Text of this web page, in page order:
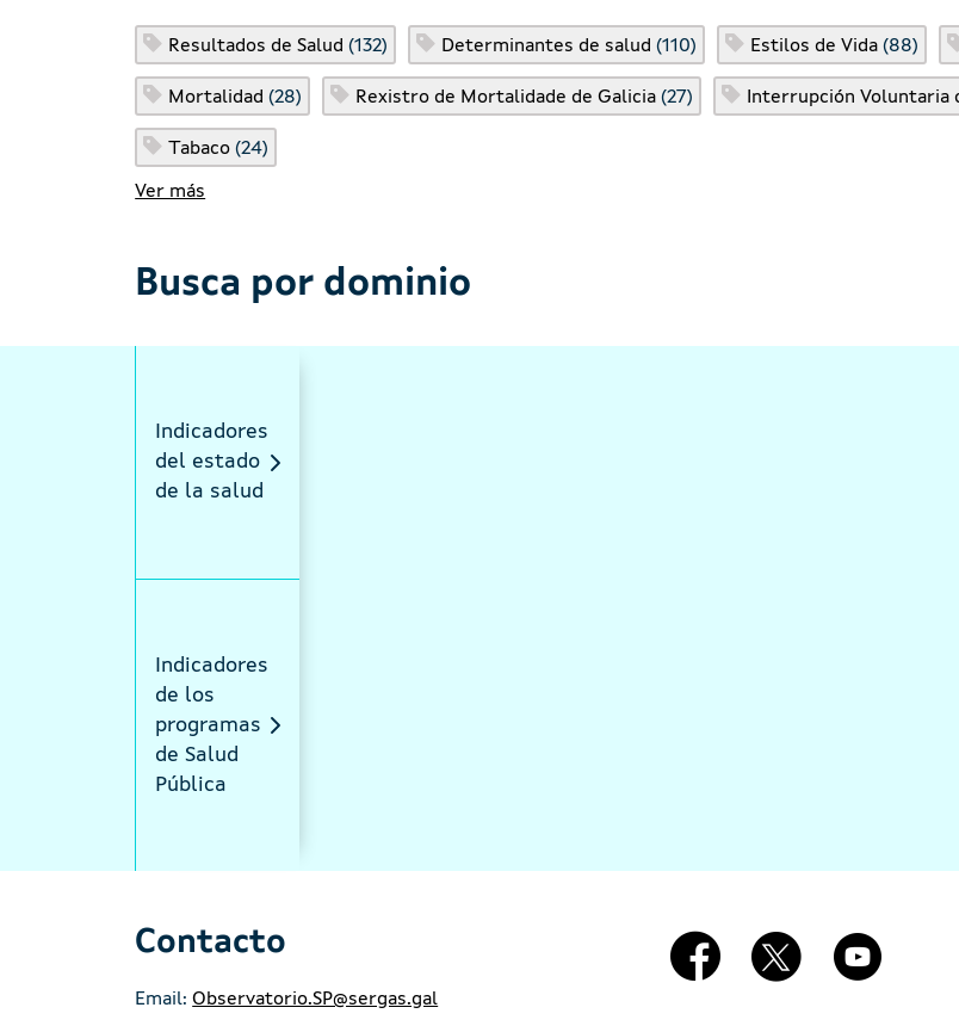
Resultados de Salud (132) Determinantes de salud (110) Estilos de Vida (88)
Mortalidad (28) Rexistro de Mortalidade de Galicia (27) Interrupción Voluntaria
Tabaco (24)
Ver más
Busca por dominio
Indicadores
del estado
de la salud
Indicadores
de los
programas
de Salud
Pública
Contacto
Email:Observatorio.SP@sergas.gal
Redes Sociales